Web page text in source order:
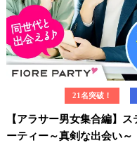
21名突破！
【アラサー男女集合編】
ーティー～真剣な出会い～